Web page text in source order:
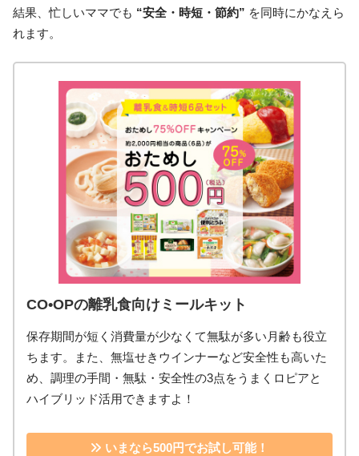
結果、忙しいママでも “安全・時短・節約” を同時にかなえら
れます。
CO•OPの離乳食向けミールキット
保存期間が短く消費量が少なくて無駄が多い月齢も役立
ちます。また、無塩せきウインナーなど安全性も高いた
め、調理の手間・無駄・安全性の3点をうまくロピアと
ハイブリッド活用できますよ！
いまなら500円でお試し可能！